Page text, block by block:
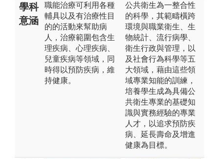
學科
意涵
職能治療可利用各種
輔具以及有治療性目
的的活動來幫助病
人，治療範圍包含生
理疾病、心理疾病、
兒童疾病等領域，同
時得以預防疾病，維
持健康。
公共衛生為一整合性
的科學，其範疇橫跨
環境與職業衛生、生
物統計、流行病學、
衛生行政與管理，以
及社會行為科學等五
大領域，藉由這些領
域專業知能的訓練，
培養學生成為具備公
共衛生專業的基礎知
識與實務經驗的專業
人才，以追求預防疾
病、延長壽命及增進
健康為目標。